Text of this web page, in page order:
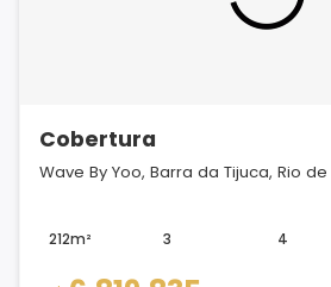
Cobertura
Wave By Yoo, Barra da Tijuca, Rio
212m² 3 4